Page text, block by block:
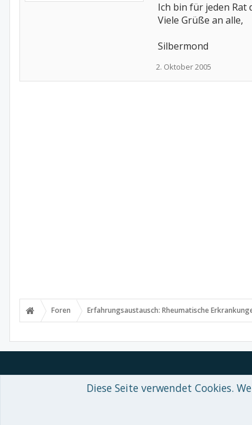
Ich bin für jeden Rat
Viele Grüße an alle,
Silbermond
2. Oktober 2005
Foren Erfahrungsaustausch: Rheumatische
Forum software by XenForo™© 2010-2018 XenForo Ltd.-Deutsch
Diese Seite verwendet Cookies.